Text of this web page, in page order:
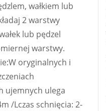
wałkiem lub
2 warstwy
lub pędzel
warstwy.
oryginalnych i
ujemnych ulega
/Lczas schnięcia: 2-